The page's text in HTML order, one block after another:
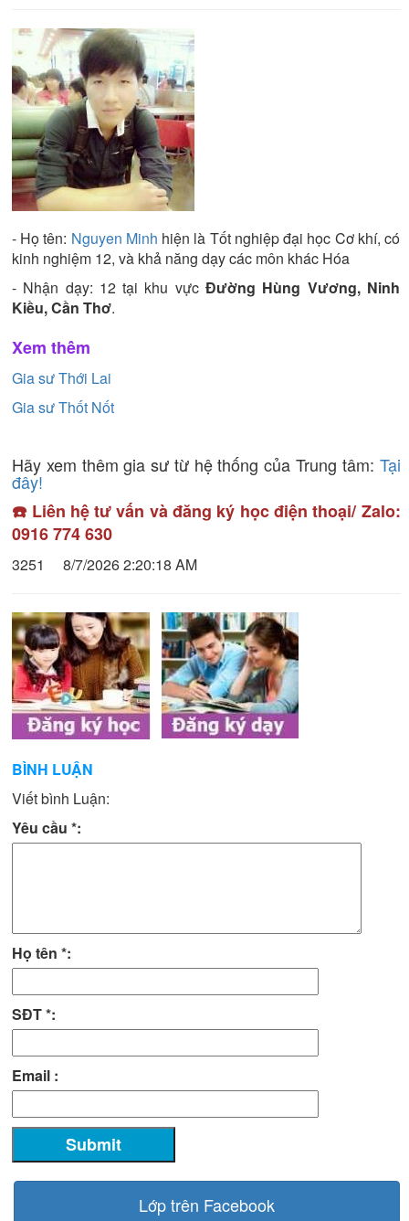
- Họ tên: Nguyen Minh hiện là Tốt nghiệp đại học Cơ khí, có
kinh nghiệm 12, và khả năng dạy các môn khác Hóa
- Nhận dạy: 12tại khu vựcĐường Hùng Vương, Ninh
Kiều, Cần Thơ.
Xem thêm
Gia sư Thới Lai
Gia sư Thốt Nốt
Hãy xem thêm gia sư từ hệ thống của Trung tâm: Tại
đây!
☎️ Liên hệ tư vấn và đăng ký học điện thoại/ Zalo:
0916 774 630
3251 8/7/2026 2:20:18 AM
BÌNH LUẬN
Viết bình Luận:
Yêu cầu *:
Họ tên *:
SĐT *:
Email :
Lớp trên Facebook